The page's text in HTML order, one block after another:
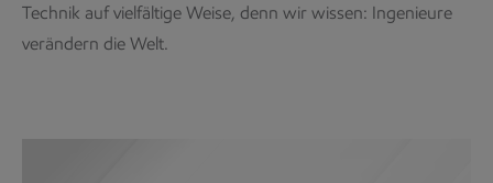
Technik auf vielfältige Weise, denn wir wissen: Ingenieure
verändern die Welt.